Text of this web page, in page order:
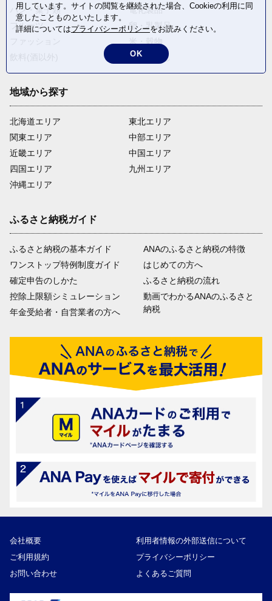
パン・菓子類
電化製品
フルーツ
卵・乳製品
返礼品なし
地域から探す
北海道エリア
関東エリア
近畿エリア
四国エリア
沖縄エリア
東北エリア
中部エリア
中国エリア
九州エリア
ふるさと納税ガイド
ふるさと納税の基本ガイド
ワンストップ特例制度ガイド
確定申告のしかた
控除上限額シミュレーション
年金受給者・自営業者の方へ
ANAのふるさと納税の特徴
はじめての方へ
ふるさと納税の流れ
動画でわかるANAのふるさと
納税
会社概要
利用者情報の外部送信について
ご利用規約
プライバシーポリシー
お問い合わせ
よくあるご質問
用しています。サイトの閲覧を継続された場合、Cookieの利用に同
意したことものといたします。
詳細についてはプライバシーポリシーをお読みください。
OK